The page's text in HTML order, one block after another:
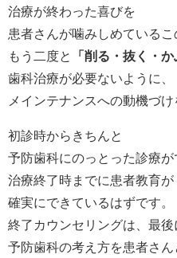
治療が終わった喜びを
患者さんが噛みしめているこ
もう二度と
「削る・抜く・
歯科治療が必要ないように、
メインテナンスへの動機づ
初診時からきちんと
予防歯科にのっとった診療が
治療終了時までに患者教育が
確実にできているはずです。
終了カウンセリングは、最
予防歯科の考え方を患者さん